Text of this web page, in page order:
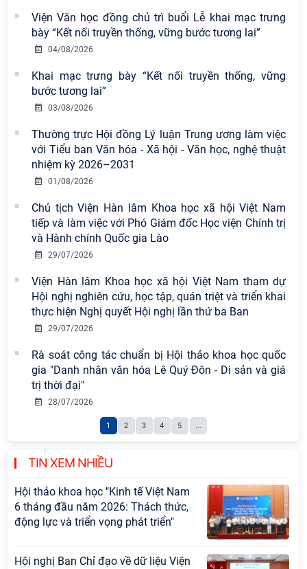
Viện Văn học đồng chủ trì buổi Lễ khai mạc trưng
bày “Kết nối truyền thống, vững bước tương lai”
04/08/2026
Khai mạc trưng bày “Kết nối truyền thống, vững
bước tương lai”
03/08/2026
Thường trực Hội đồng Lý luận Trung ương làm việc
với Tiểu ban Văn hóa - Xã hội - Văn học, nghệ thuật
nhiệm kỳ 2026–2031
01/08/2026
Chủ tịch Viện Hàn lâm Khoa học xã hội Việt Nam
tiếp và làm việc với Phó Giám đốc Học viện Chính trị
và Hành chính Quốc gia Lào
29/07/2026
Viện Hàn lâm Khoa học xã hội Việt Nam tham dự
Hội nghị nghiên cứu, học tập, quán triệt và triển khai
thực hiện Nghị quyết Hội nghị lần thứ ba Ban
29/07/2026
Rà soát công tác chuẩn bị Hội thảo khoa học quốc
gia "Danh nhân văn hóa Lê Quý Đôn - Di sản và giá
trị thời đại"
28/07/2026
1 2 3 4 5 ...
TIN XEM NHIỀU
Viện Hàn lâm Khoa học xã hội Việt
Nam có 02 tác phẩm đạt giải khuyến
khích tại Cuộc thi chính luận bảo vệ
nền tảng tư tưởng của Đảng năm
2026
Chi bộ Viện Sử học tổ chức Tọa đàm
chuyên đề: Đẩy mạnh học tập, thực
hành tư tưởng, đạo đức, phương
pháp, phong cách Hồ Chí Minh trong
Hội thảo khoa học quốc tế “Không
gian phát triển Việt Nam trong kỷ
nguyên mới: Định hướng chiến lược
vào thứ ba, ngày 28/7/2026
Tọa đàm Giao lưu chuyên đề về
những kinh nghiệm quan trọng của
Cộng sản Việt Nam trong lãnh đạo
sự nghiệp xây dựng chủ nghĩa xã hội
Hội nghị Lãnh đạo Viện Hàn lâm
Khoa học xã hội Việt Nam làm việc
với Ban Chủ nhiệm các Chương trình
cấp Bộ
Hội thảo khoa học "Kinh tế Việt Nam
6 tháng đầu năm 2026: Thách thức,
động lực và triển vọng phát triển"
Hội nghị Ban Chỉ đạo về dữ liệu Viện